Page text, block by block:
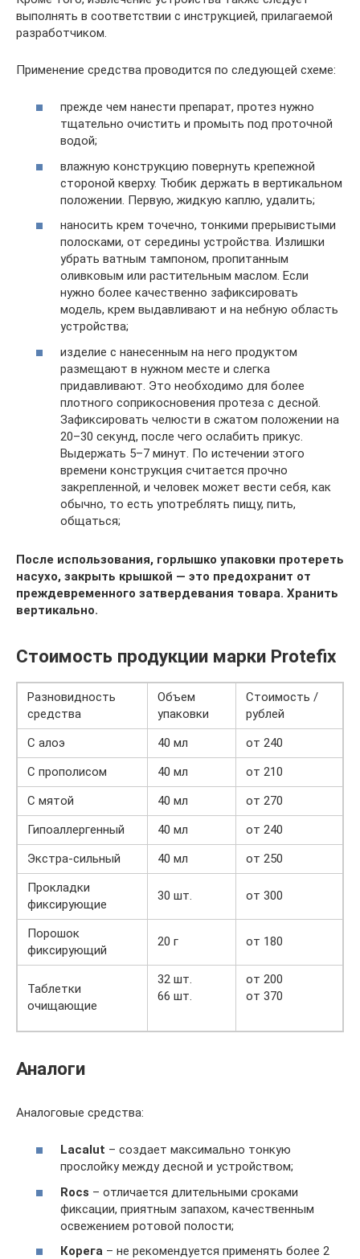
выполнять в соответствии с инструкцией, прилагаемой
разработчиком.
Применение средства проводится по следующей схеме:
прежде чем нанести препарат, протез нужно
тщательно очистить и промыть под проточной
водой;
влажную конструкцию повернуть крепежной
стороной кверху. Тюбик держать в вертикальном
положении. Первую, жидкую каплю, удалить;
наносить крем точечно, тонкими прерывистыми
полосками, от середины устройства. Излишки
убрать ватным тампоном, пропитанным
оливковым или растительным маслом. Если
нужно более качественно зафиксировать
модель, крем выдавливают и на небную область
устройства;
изделие с нанесенным на него продуктом
размещают в нужном месте и слегка
придавливают. Это необходимо для более
плотного соприкосновения протеза с десной.
Зафиксировать челюсти в сжатом положении на
20–30 секунд, после чего ослабить прикус.
Выдержать 5–7 минут. По истечении этого
времени конструкция считается прочно
закрепленной, и человек может вести себя, как
обычно, то есть употреблять пищу, пить,
общаться;
После использования, горлышко упаковки протереть
насухо, закрыть крышкой — это предохранит от
преждевременного затвердевания товара. Хранить
вертикально.
Стоимость продукции марки Protefix
Разновидность
средства
Объем
упаковки
Стоимость /
рублей
С алоэ
40 мл
от 240
С прополисом
40 мл
от 210
С мятой
40 мл
от 270
Гипоаллергенный
40 мл
от 240
Экстра-сильный
40 мл
от 250
Прокладки
фиксирующие
30 шт. от 300
Порошок
фиксирующий
20 г от 180
Таблетки
очищающие
32 шт.
66 шт.
от 200
от 370
Аналоги
Аналоговые средства:
Lacalut – создает максимально тонкую
прослойку между десной и устройством;
Rocs – отличается длительными сроками
фиксации, приятным запахом, качественным
освежением ротовой полости;
Корега – не рекомендуется применять более 2